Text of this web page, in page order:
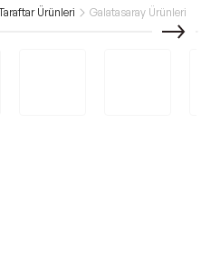
Ürünleri Galatasaray Ürünleri